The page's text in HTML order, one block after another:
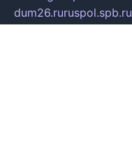
dum26.ruruspol.spb.ru